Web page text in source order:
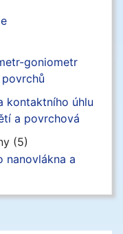
goniometr
kontaktního úhlu
a povrchová
(5)
nanovlákna a